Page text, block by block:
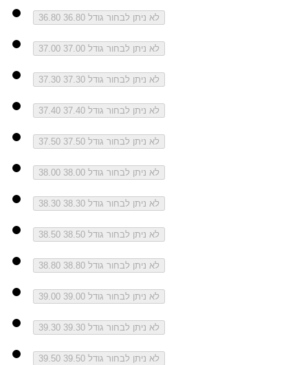
36.80 לא ניתן לבחור גודל 36.80
37.00 לא ניתן לבחור גודל 37.00
37.30 לא ניתן לבחור גודל 37.30
37.40 לא ניתן לבחור גודל 37.40
37.50 לא ניתן לבחור גודל 37.50
38.00 לא ניתן לבחור גודל 38.00
38.30 לא ניתן לבחור גודל 38.30
38.50 לא ניתן לבחור גודל 38.50
38.80 לא ניתן לבחור גודל 38.80
39.00 לא ניתן לבחור גודל 39.00
39.30 לא ניתן לבחור גודל 39.30
39.50 לא ניתן לבחור גודל 39.50